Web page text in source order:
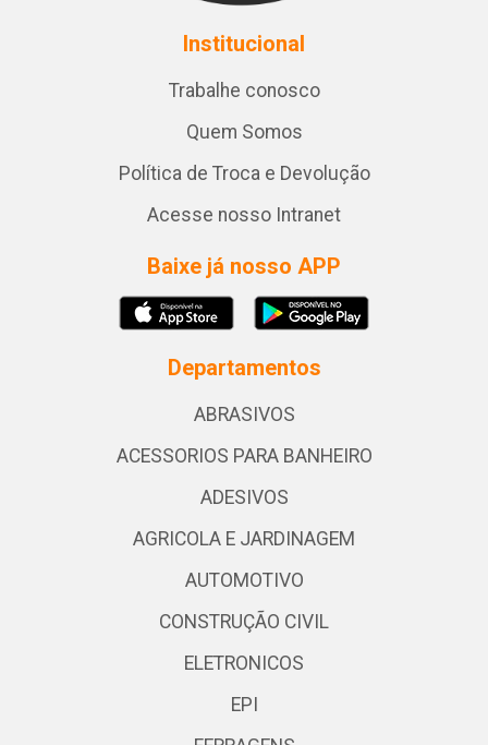
Institucional
Trabalhe conosco
Quem Somos
Política de Troca e Devolução
Acesse nosso Intranet
Baixe já nosso APP
Departamentos
ABRASIVOS
ACESSORIOS PARA BANHEIRO
ADESIVOS
AGRICOLA E JARDINAGEM
AUTOMOTIVO
CONSTRUÇÃO CIVIL
ELETRONICOS
EPI